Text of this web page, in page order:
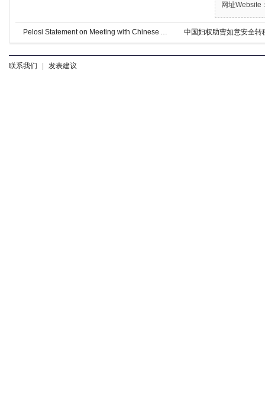
网址Website
Pelosi Statement on Meeting with Chinese Activist Chen Guangcheng 中国妇权助曹如意安全转
联系我们 发表建议